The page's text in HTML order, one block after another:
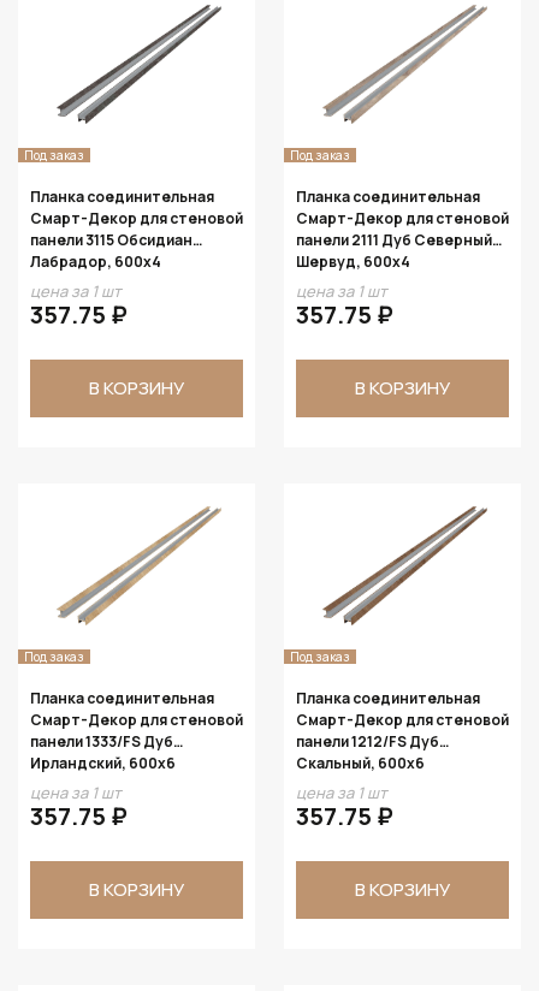
Под заказ
Планка соединительная
Смарт-Декор для стеновой
панели 3115 Обсидиан
Лабрадор, 600x4
цена за 1 шт
357.75 ₽
В КОРЗИНУ
Под заказ
Планка соединительная
Смарт-Декор для стеновой
панели 2111 Дуб Северный
Шервуд, 600x4
цена за 1 шт
357.75 ₽
В КОРЗИНУ
Под заказ
Планка соединительная
Смарт-Декор для стеновой
панели 1333/FS Дуб
Ирландский, 600x6
цена за 1 шт
357.75 ₽
В КОРЗИНУ
Под заказ
Планка соединительная
Смарт-Декор для стеновой
панели 1212/FS Дуб
Скальный, 600x6
цена за 1 шт
357.75 ₽
В КОРЗИНУ